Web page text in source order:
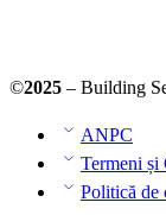
©2025 – Building
ANPC
Termeni și
Politică de